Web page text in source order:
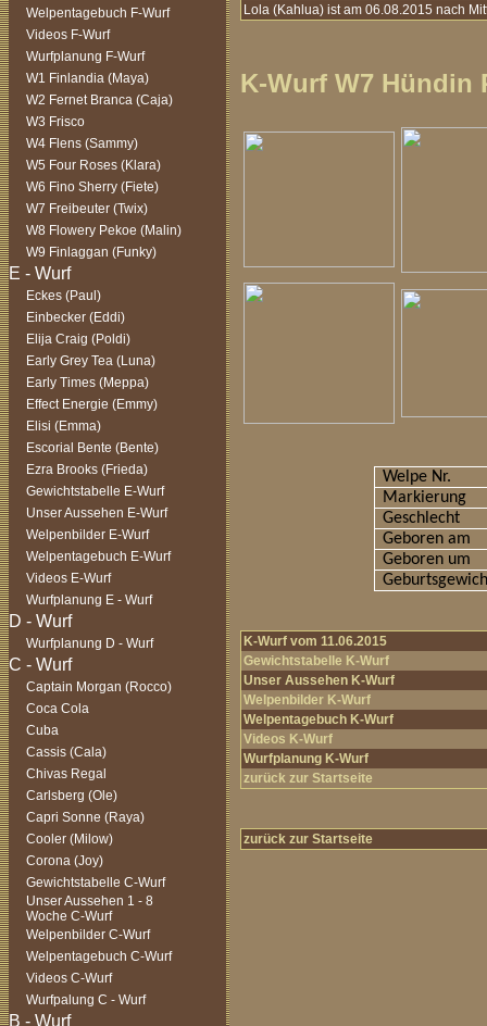
Welpentagebuch F-Wurf
Videos F-Wurf
Wurfplanung F-Wurf
W1 Finlandia (Maya)
W2 Fernet Branca (Caja)
W3 Frisco
W4 Flens (Sammy)
W5 Four Roses (Klara)
W6 Fino Sherry (Fiete)
W7 Freibeuter (Twix)
W8 Flowery Pekoe (Malin)
W9 Finlaggan (Funky)
Eckes (Paul)
Einbecker (Eddi)
Elija Craig (Poldi)
Early Grey Tea (Luna)
Early Times (Meppa)
Effect Energie (Emmy)
Elisi (Emma)
Escorial Bente (Bente)
Ezra Brooks (Frieda)
Gewichtstabelle E-Wurf
Unser Aussehen E-Wurf
Welpenbilder E-Wurf
Welpentagebuch E-Wurf
Videos E-Wurf
Wurfplanung E - Wurf
Wurfplanung D - Wurf
Captain Morgan (Rocco)
Coca Cola
Cuba
Cassis (Cala)
Chivas Regal
Carlsberg (Ole)
Capri Sonne (Raya)
Cooler (Milow)
Corona (Joy)
Gewichtstabelle C-Wurf
Unser Aussehen 1 - 8
Woche C-Wurf
Welpenbilder C-Wurf
Welpentagebuch C-Wurf
Videos C-Wurf
Wurfpalung C - Wurf
Lola (Kahlua) ist am 06.08.2015 nach
K-Wurf W7 Hündin
Welpe Nr.
Markierung
Geschlecht
Geboren am
Geboren um
K-Wurf vom 11.06.2015
Gewichtstabelle K-Wurf
Unser Aussehen K-Wurf
Welpenbilder K-Wurf
Welpentagebuch K-Wurf
Videos K-Wurf
Wurfplanung K-Wurf
zurück zur Startseite
zurück zur Startseite